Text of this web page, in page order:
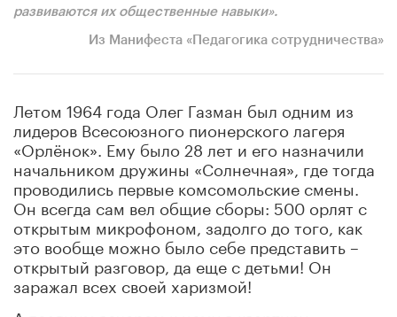
развиваются их общественные навыки».
Из Манифеста «Педагогика сотрудничества»
Летом 1964 года Олег Газман был одним из
лидеров Всесоюзного пионерского лагеря
«Орлёнок». Ему было 28 лет и его назначили
начальником дружины «Солнечная», где тогда
проводились первые комсомольские смены.
Он всегда сам вел общие сборы: 500 орлят с
открытым микрофоном, задолго до того, как
это вообще можно было себе представить –
открытый разговор, да еще с детьми! Он
заражал всех своей харизмой!